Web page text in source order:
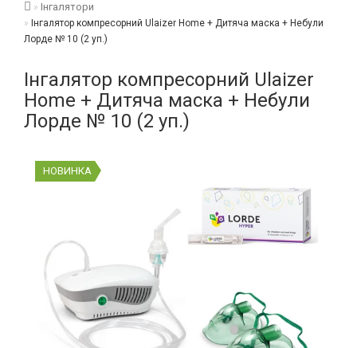
Інгалятори
Інгалятор компресорний Ulaizer Home + Дитяча маска + Небули
Лорде № 10 (2 уп.)
Інгалятор компресорний Ulaizer
Home + Дитяча маска + Небули
Лорде № 10 (2 уп.)
НОВИНКА